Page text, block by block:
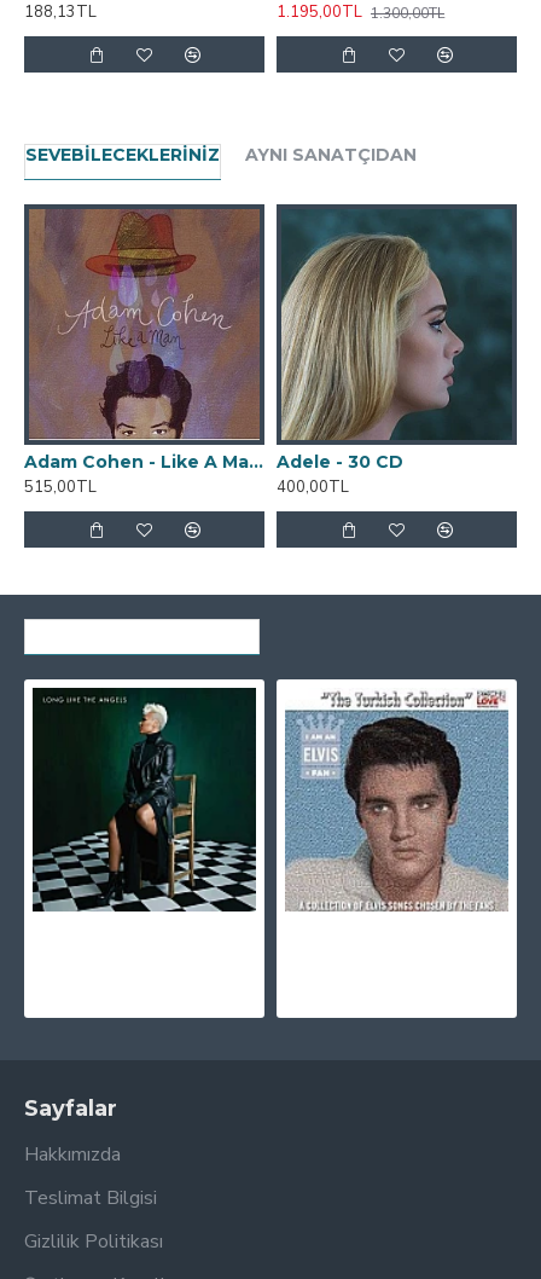
188,13TL
1.195,00TL 1.300,00TL
SEVEBILECEKLERINIZ AYNI SANATÇIDAN
Adam Cohen - Like A Man CD
515,00TL
Adele - 30 CD
400,00TL
Sayfalar
Hakkımızda
Teslimat Bilgisi
Gizlilik Politikası